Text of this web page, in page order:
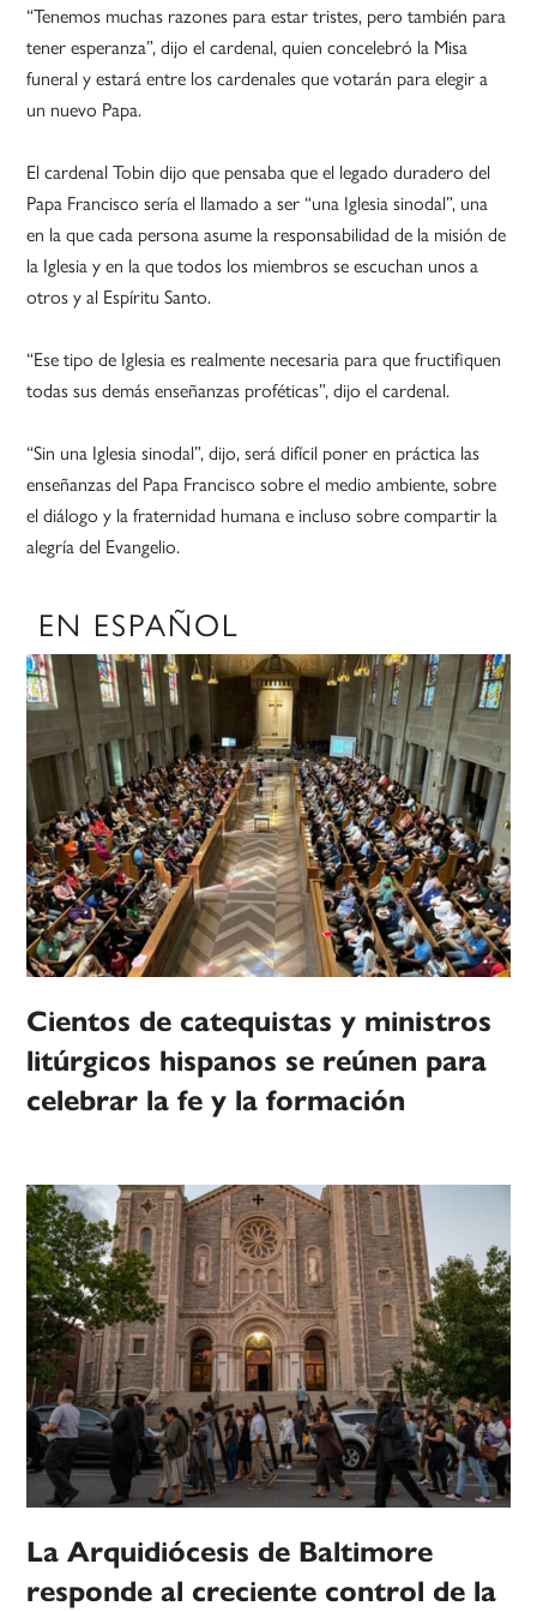
“Tenemos muchas razones para estar tristes, pero también para
tener esperanza”, dijo el cardenal, quien concelebró la Misa
funeral y estará entre los cardenales que votarán para elegir a
un nuevo Papa.
El cardenal Tobin dijo que pensaba que el legado duradero del
Papa Francisco sería el llamado a ser “una Iglesia sinodal”, una
en la que cada persona asume la responsabilidad de la misión de
la Iglesia y en la que todos los miembros se escuchan unos a
otros y al Espíritu Santo.
“Ese tipo de Iglesia es realmente necesaria para que fructifiquen
todas sus demás enseñanzas proféticas”, dijo el cardenal.
“Sin una Iglesia sinodal”, dijo, será difícil poner en práctica las
enseñanzas del Papa Francisco sobre el medio ambiente, sobre
el diálogo y la fraternidad humana e incluso sobre compartir la
alegría del Evangelio.
EN ESPAÑOL
Cientos de catequistas y ministros
litúrgicos hispanos se reúnen para
celebrar la fe y la formación
La Arquidiócesis de Baltimore
responde al creciente control de la